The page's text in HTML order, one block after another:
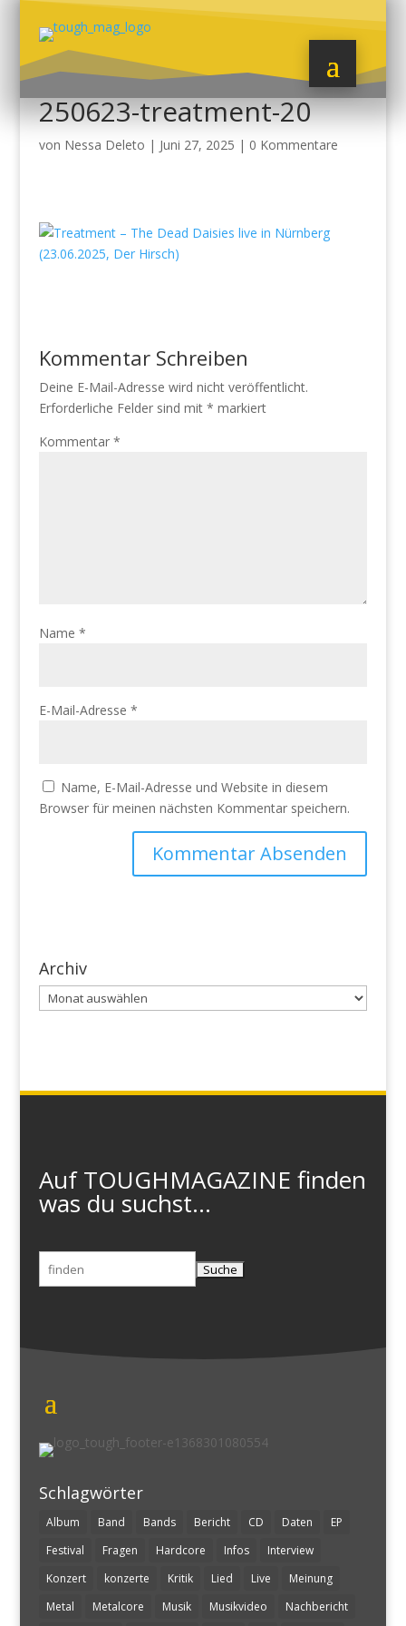
250623-treatment-20
von Nessa Deleto | Juni 27, 2025 | 0 Kommentare
Kommentar Schreiben
Deine E-Mail-Adresse wird nicht veröffentlicht.
Erforderliche Felder sind mit * markiert
Kommentar *
Name *
E-Mail-Adresse *
Name, E-Mail-Adresse und Website in diesem
Browser für meinen nächsten Kommentar speichern.
Archiv
Archiv
Auf TOUGHMAGAZINE finden
was du suchst...
Suchen
nach:
Schlagwörter
Album Band Bands Bericht CD Daten
EP
Festival
Fragen Hardcore Infos
Interview
Konzert
konzerte Kritik Lied Live
Meinung
Metal
Metalcore Musik Musikvideo Nachbericht